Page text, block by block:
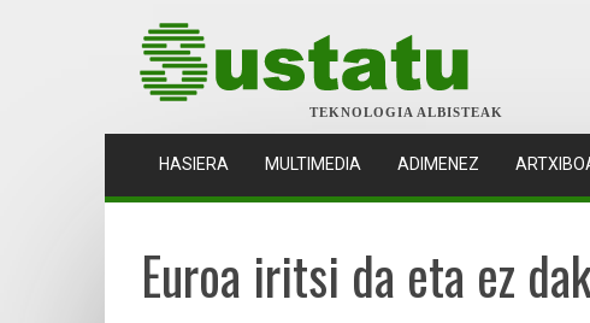
TEKNOLOGIA ALBISTEAK
HASIERA (CURRENT)
MULTIMEDIA ADIMENEZ
Euroa iritsi da eta ez